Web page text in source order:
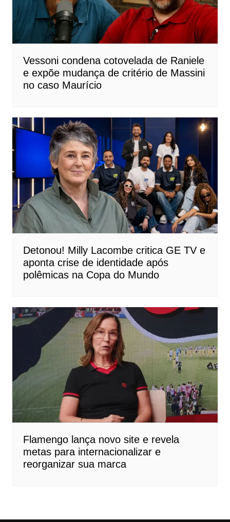
Vessoni condena cotovelada de Raniele
e expõe mudança de critério de Massini
no caso Maurício
Detonou! Milly Lacombe critica GE TV e
aponta crise de identidade após
polêmicas na Copa do Mundo
Flamengo lança novo site e revela
metas para internacionalizar e
reorganizar sua marca